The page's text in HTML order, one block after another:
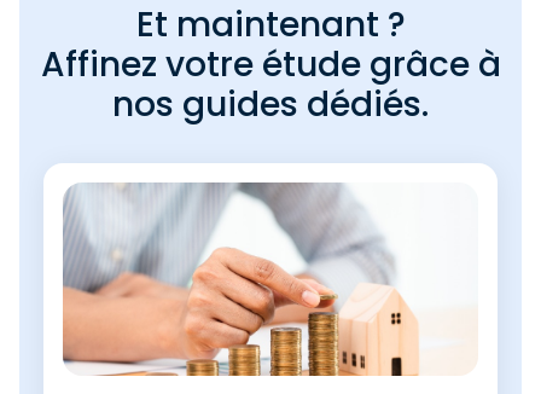
Et maintenant ?
Affinez votre étude grâce à
nos guides dédiés.